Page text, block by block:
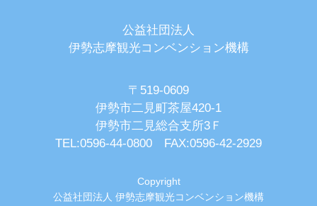
公益社団法人
伊勢志摩観光コンベンション機構
〒519-0609
伊勢市二見町茶屋420-1
伊勢市二見総合支所3Ｆ
TEL:0596-44-0800 FAX:0596-42-2929
Copyright
公益社団法人 伊勢志摩観光コンベンション機構